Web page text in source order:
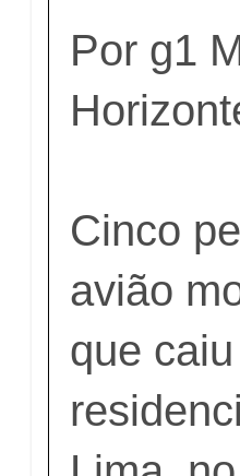
Por g1
Cinco
avião
que